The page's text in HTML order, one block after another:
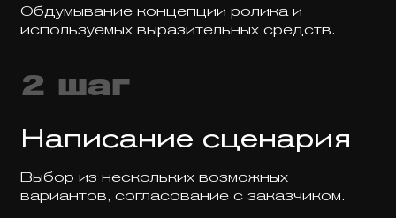
Обдумывание концепции ролика и
используемых выразительных средств.
2 шаг
Написание сценария
Выбор из нескольких возможных
вариантов, согласование с заказчиком.